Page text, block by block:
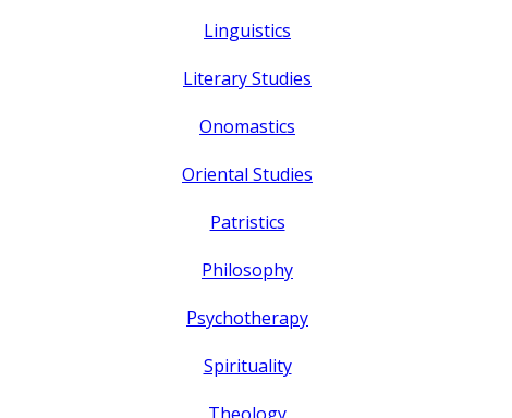
Linguistics
Literary Studies
Onomastics
Oriental Studies
Patristics
Philosophy
Psychotherapy
Spirituality